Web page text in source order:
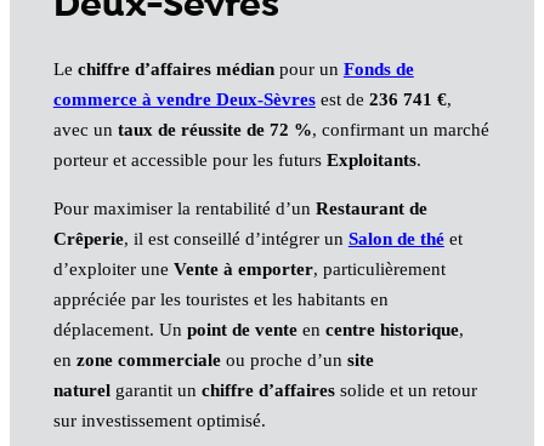
Le chiffre d’affaires médianpour un Fonds de
commerce à vendre Deux-Sèvresest de 236 741 €,
avec un taux de réussite de 72 %, confirmant un marché
porteur et accessible pour les futurs Exploitants.
Pour maximiser la rentabilité d’un Restaurant de
Crêperie, il est conseillé d’intégrer un Salon de théet
d’exploiter une Vente à emporter, particulièrement
appréciée par les touristes et les habitants en
déplacement. Un point de venteen centre historique,
en zone commercialeou proche d’un site
naturelgarantit un chiffre d’affairessolide et un retour
sur investissement optimisé.